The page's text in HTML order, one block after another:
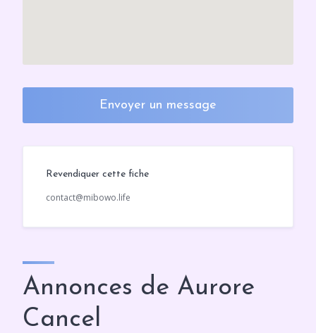
Envoyer un message
Revendiquer cette fiche
contact@mibowo.life
Annonces de Aurore
Cancel